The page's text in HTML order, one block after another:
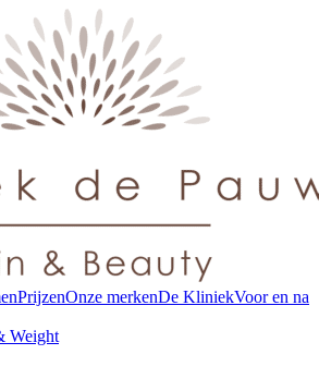
PrijzenOnze merkenDe KliniekVoor en na
Weight